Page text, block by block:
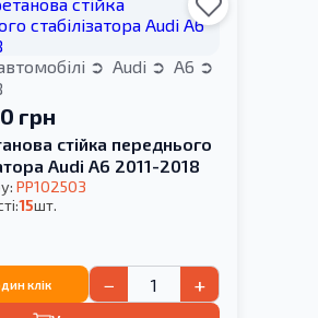
Audi
A6
грн
стійка переднього
Audi A6 2011-2018
PP102503
15шт.
клік − +